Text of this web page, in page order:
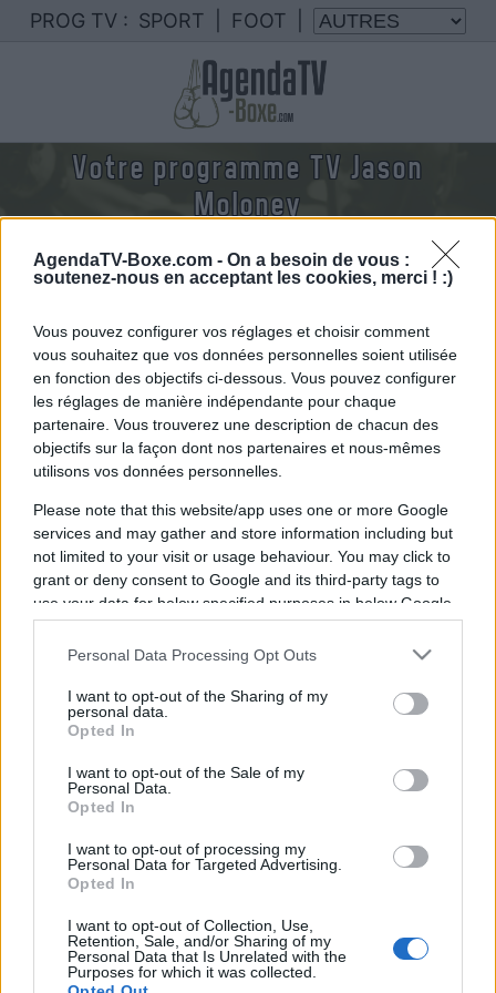
AgendaTV-Boxe.com - On a besoin de vous :
soutenez-nous en acceptant les cookies, merci ! :)
Vous pouvez configurer vos réglages et choisir comment
vous souhaitez que vos données personnelles soient utilisée
en fonction des objectifs ci-dessous. Vous pouvez configurer
les réglages de manière indépendante pour chaque
partenaire. Vous trouverez une description de chacun des
objectifs sur la façon dont nos partenaires et nous-mêmes
utilisons vos données personnelles.
Please note that this website/app uses one or more Google
services and may gather and store information including but
not limited to your visit or usage behaviour. You may click to
grant or deny consent to Google and its third-party tags to
use your data for below specified purposes in below Google
consent section.
Personal Data Processing Opt Outs
I want to opt-out of the Sharing of my
personal data.
Opted In
I want to opt-out of the Sale of my
Personal Data.
Opted In
I want to opt-out of processing my
Personal Data for Targeted Advertising.
Opted In
I want to opt-out of Collection, Use,
Retention, Sale, and/or Sharing of my
Personal Data that Is Unrelated with the
Purposes for which it was collected.
PROG TV : SPORT FOOT
Votre programme TV Jason
Moloney
Nous rassemblons le calendrier des combats de
Jason Moloney diffusés à la TV en France
Vous trouverez ci-dessous la liste des futurs
Jason Moloney . Ce boxeur de Australie est né il
y a 35 ans, en 1991.
Moloneyannoncées à la télévision pour le
moment. Nous mettrons cette page à jour dès
que ce sera le cas.
Pour suivre l'
à vous rendre chez notre partenaire
RezoSport.com qui sélectionne l'actu boxe issue
des meilleurs médias, et propose également les